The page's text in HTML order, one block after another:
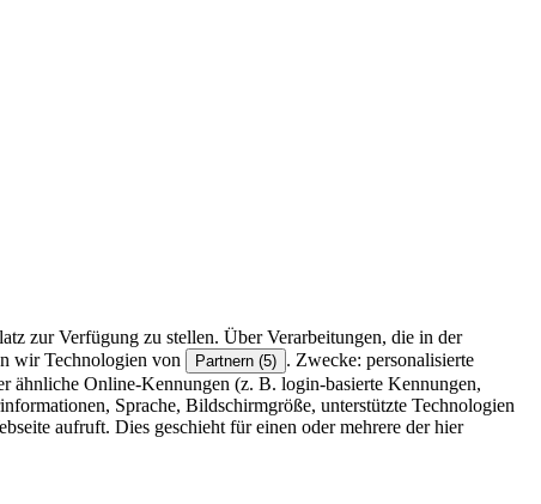
zur Verfügung zu stellen. Über Verarbeitungen, die in der
wir Technologien von Partnern (5) . Zwecke: personalisierte
ähnliche Online-Kennungen (z. B. login-basierte Kennungen,
Sprache, Bildschirmgröße, unterstützte Technologien
aufruft. Dies geschieht für einen oder mehrere der hier